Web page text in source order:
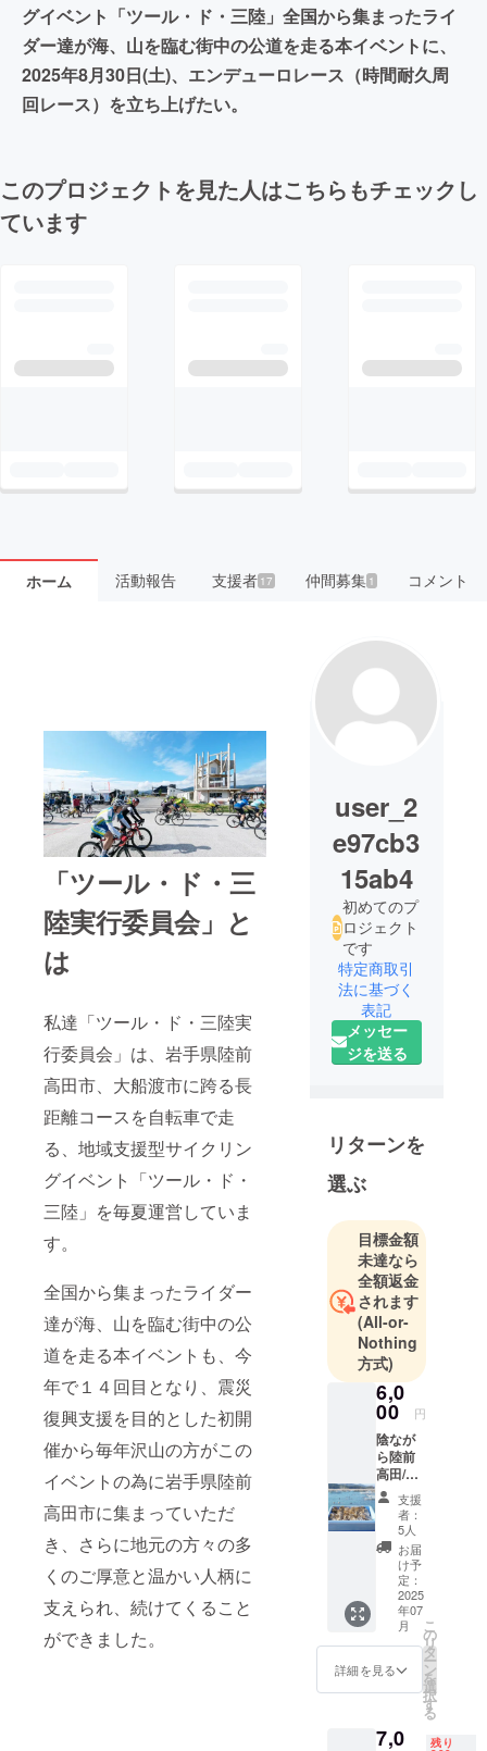
グイベント「ツール・ド・三陸」全国から集まったライ
ダー達が海、山を臨む街中の公道を走る本イベントに、
2025年8月30日(土)、エンデューロレース（時間耐久周
回レース）を立ち上げたい。
このプロジェクトを見た人はこちらもチェックし
ています
ホーム 活動報告 支援者 17 仲間募集 1 コメント
「ツール・ド・三
陸実行委員会」と
は
私達「ツール・ド・三陸実
行委員会」は、岩手県陸前
高田市、大船渡市に跨る長
距離コースを自転車で走
る、地域支援型サイクリン
グイベント「ツール・ド・
三陸」を毎夏運営していま
す。
全国から集まったライダー
達が海、山を臨む街中の公
道を走る本イベントも、今
年で１４回目となり、震災
復興支援を目的とした初開
催から毎年沢山の方がこの
イベントの為に岩手県陸前
高田市に集まっていただ
き、さらに地元の方々の多
くのご厚意と温かい人柄に
支えられ、続けてくること
ができました。
user_2
e97cb3
15ab4
初めてのプ
ロジェクト
です
特定商取引
法に基づく
表記
メッセー
ジを送る
リターンを
選ぶ
目標金額
未達なら
全額返金
されます
(All-or-
Nothing
方式)
6,0
00 円
陰なが
ら陸前
高田/大
船渡 応
援プラ
ン 現地
には行
かず、
陸前高
田産/大
船渡産
牡蠣食
べ比べ
セット
・名
称：冷
き牡蠣
支援
者：
5人
お届
け予
定：
2025
年07
月
詳細を見る
こ
の
リ
タ
ー
ン
を
選
択
す
る
7,0 残り